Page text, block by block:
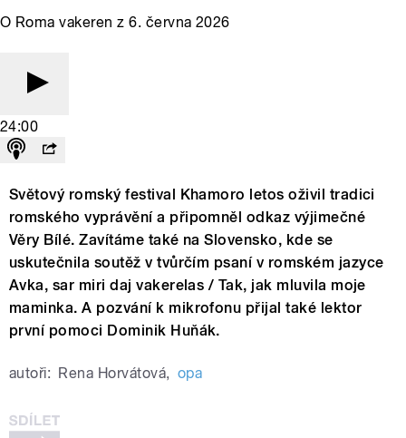
O Roma vakeren z 6. června 2026
24:00
Světový romský festival Khamoro letos oživil tradici
romského vyprávění a připomněl odkaz výjimečné
Věry Bílé. Zavítáme také na Slovensko, kde se
uskutečnila soutěž v tvůrčím psaní v romském jazyce
Avka, sar miri daj vakerelas / Tak, jak mluvila moje
maminka. A pozvání k mikrofonu přijal také lektor
první pomoci Dominik Huňák.
autoři: Rena Horvátová, opa